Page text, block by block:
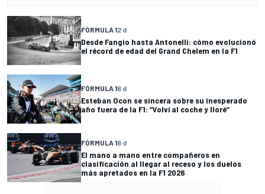
FÓRMULA 12 d
Desde Fangio hasta Antonelli: cómo evolucionó
el récord de edad del Grand Chelem en la F1
FÓRMULA 16 d
Esteban Ocon se sincera sobre su inesperado
año fuera de la F1: “Volví al coche y lloré”
FÓRMULA 16 d
El mano a mano entre compañeros en
clasificación al llegar al receso y los duelos
más apretados en la F1 2026